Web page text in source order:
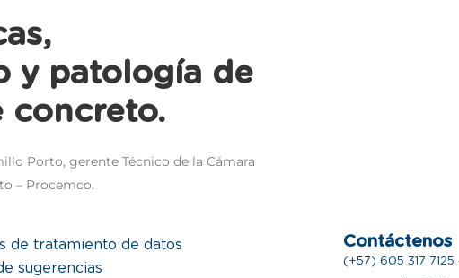
y patología de
concreto.
Porto, gerente Técnico de la Cámara
– Procemco.
de tratamiento de datos
sugerencias
Contáctenos
(+57) 605 317